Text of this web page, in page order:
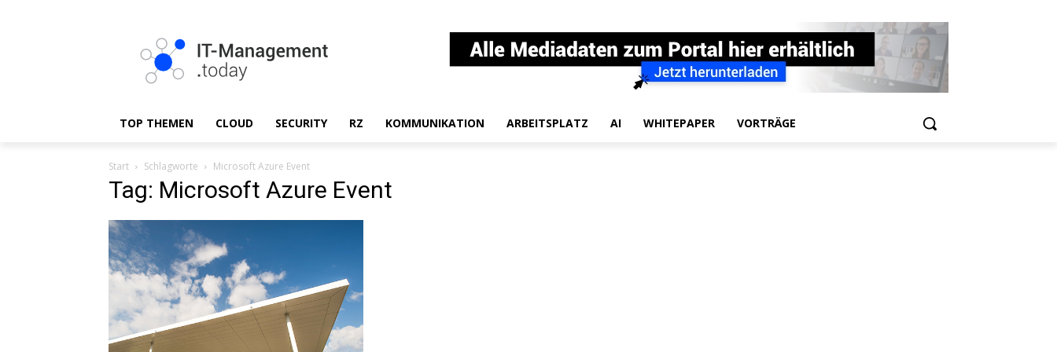
TOP THEMEN CLOUD SECURITY RZ KOMMUNIKATION ARBEITSPLATZ AI WHITEPAPER VORTRÄGE
Start Schlagworte Microsoft Azure Event
Tag: Microsoft Azure Event